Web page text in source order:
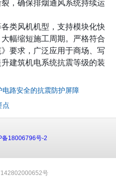
，确保排烟通风系统持续运
类风机机型，支持模块化快
幅缩短施工周期。严格符合
要求，广泛应用于商场、写
建筑机电系统抗震等级的装
路安全的抗震防护屏障
点
备18006796号-2
号